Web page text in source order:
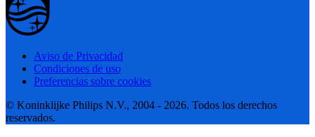
Aviso de Privacidad
Condiciones de uso
Preferencias sobre cookies
© Koninklijke Philips N.V., 2004 - 2026. Todos los derechos
reservados.